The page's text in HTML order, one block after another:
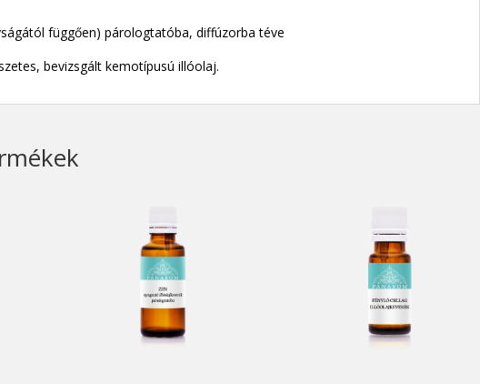
függően) párologtatóba, diffúzorba téve
bevizsgált kemotípusú illóolaj.